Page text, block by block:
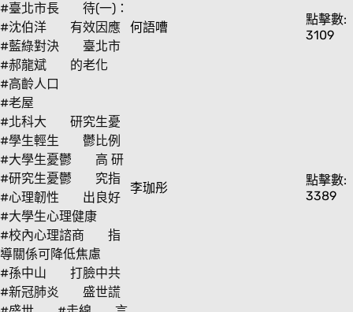
#臺北市長
#沈伯洋
#藍綠對決
#郝龍斌
#高齡人口
#老屋
待(一)：
有效因應
臺北市
的老化
何語嘈
點擊數:
3109
#北科大
#學生輕生
#大學生憂鬱
#研究生憂鬱
#心理韌性
#大學生心理健康
#校內心理諮商
研究生憂
鬱比例
高 研
究指
出良好
指
導關係可降低焦慮
李珈彤
點擊數:
3389
#孫中山
#新冠肺炎
打臉中共
盛世謊